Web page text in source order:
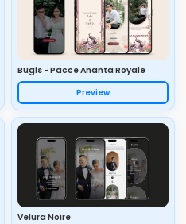
Bugis - Pacce Ananta Royale
Preview
Velura Noire